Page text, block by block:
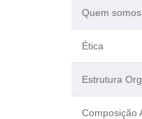
Quem somos
Ética
Estrutura
Composição